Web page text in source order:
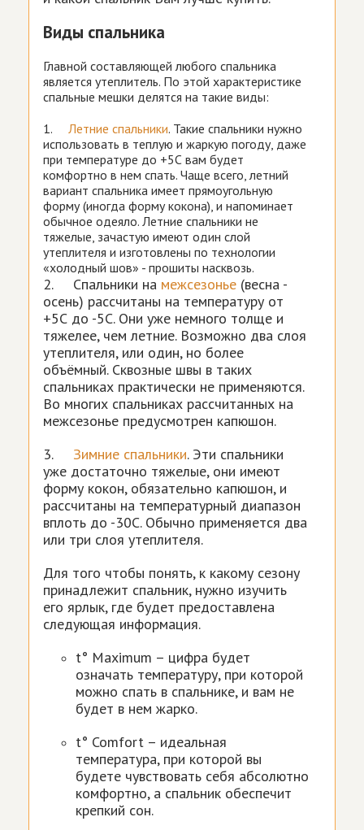
Виды спальника
Главной составляющей любого спальника
является утеплитель. По этой характеристике
спальные мешки делятся на такие виды:
1. Летние спальники. Такие спальники нужно
использовать в теплую и жаркую погоду, даже
при температуре до +5С вам будет
комфортно в нем спать. Чаще всего, летний
вариант спальника имеет прямоугольную
форму (иногда форму кокона), и напоминает
обычное одеяло. Летние спальники не
тяжелые, зачастую имеют один слой
утеплителя и изготовлены по технологии
«холодный шов» - прошиты насквозь.
2. Спальники на межсезонье (весна -
осень) рассчитаны на температуру от
+5С до -5С. Они уже немного толще и
тяжелее, чем летние. Возможно два слоя
утеплителя, или один, но более
объёмный. Сквозные швы в таких
спальниках практически не применяются.
Во многих спальниках рассчитанных на
межсезонье предусмотрен капюшон.
3. Зимние спальники. Эти спальники
уже достаточно тяжелые, они имеют
форму кокон, обязательно капюшон, и
рассчитаны на температурный диапазон
вплоть до -30С. Обычно применяется два
или три слоя утеплителя.
Для того чтобы понять, к какому сезону
принадлежит спальник, нужно изучить
его ярлык, где будет предоставлена
следующая информация.
t° Maximum – цифра будет
означать температуру, при которой
можно спать в спальнике, и вам не
будет в нем жарко.
t° Comfort – идеальная
температура, при которой вы
будете чувствовать себя абсолютно
комфортно, а спальник обеспечит
крепкий сон.